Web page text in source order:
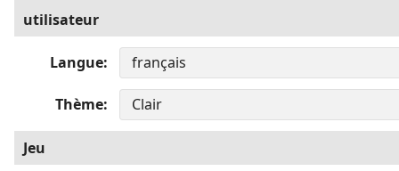
utilisateur
Langue
Thème
Jeu